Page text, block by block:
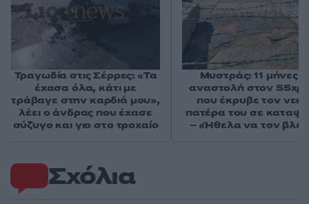
Σχόλια
Τραγωδία στις Σέρρες: «Τα
έχασα όλα, κάτι με
τράβαγε στην καρδιά μου»,
λέει ο άνδρας που έχασε
σύζυγο και γιο στο τροχαίο
Μυστράς: 11 μήνες
αναστολή στον
που έκρυβε τον
πατέρα του σε
– «Ήθελα να τον